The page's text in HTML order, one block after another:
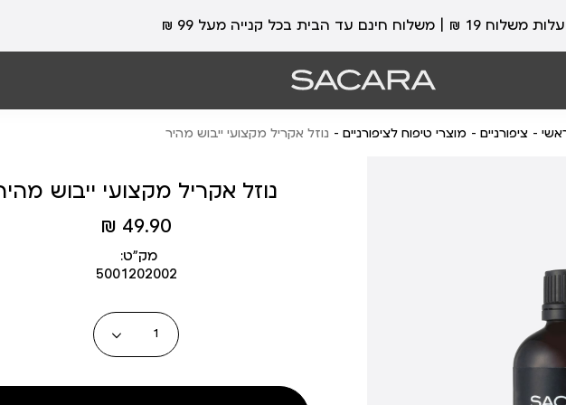
עלות משלוח 19 ₪ | משלוח חינם עד הבית בכל קנייה מעל 99 ₪
ציפורניים מוצרי טיפוח לציפורניים נוזל אקריל מקצועי ייבוש מהיר
נוזל אקריל מקצועי ייבוש
מחיר
מוצר
49.90 ₪
מק״ט:
5001202002
כמות